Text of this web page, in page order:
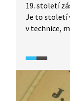
19. století
Je to století
v technice,
s kostkovým
i kvůli
lékařů.
minisérie